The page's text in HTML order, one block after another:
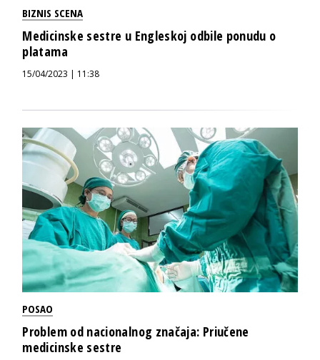
BIZNIS SCENA
Medicinske sestre u Engleskoj odbile ponudu o
platama
15/04/2023 | 11:38
POSAO
Problem od nacionalnog značaja: Priučene
medicinske sestre